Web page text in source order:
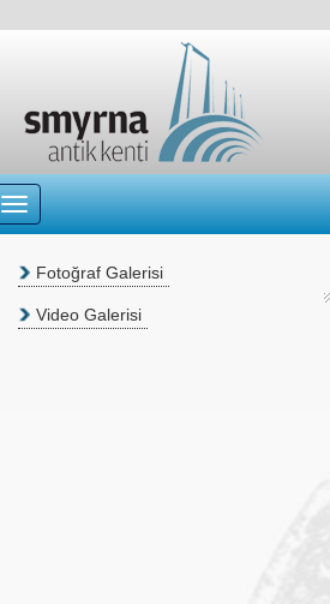
Fotoğraf Galerisi
Video Galerisi